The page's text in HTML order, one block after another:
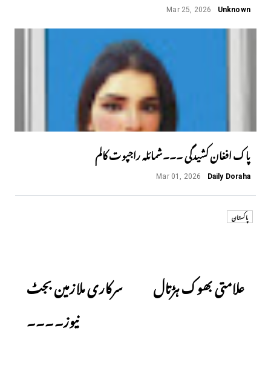
Unknown
Mar 25, 2026
پاک افغان کشیدگی ۔۔۔شمائلہ راجپوت کالم
Daily Doraha
Mar 01, 2026
پاکستان
علامتی بھوک ہڑتال
سرکاری ملازمین بجٹ
نیوز۔۔۔۔